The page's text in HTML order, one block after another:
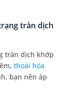
tràn dịch
tràn dịch khớp
thoái hóa
bạn nên áp